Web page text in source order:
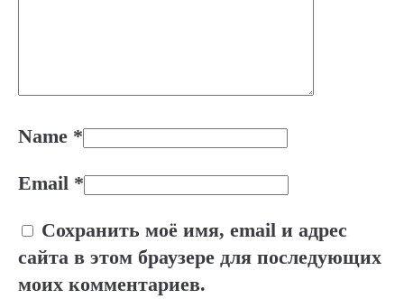
Name *
Email *
Сохранить моё имя, email и адрес
сайта в этом браузере для последующих
моих комментариев.